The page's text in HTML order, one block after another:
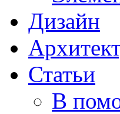
Дизайн
Статьи
В